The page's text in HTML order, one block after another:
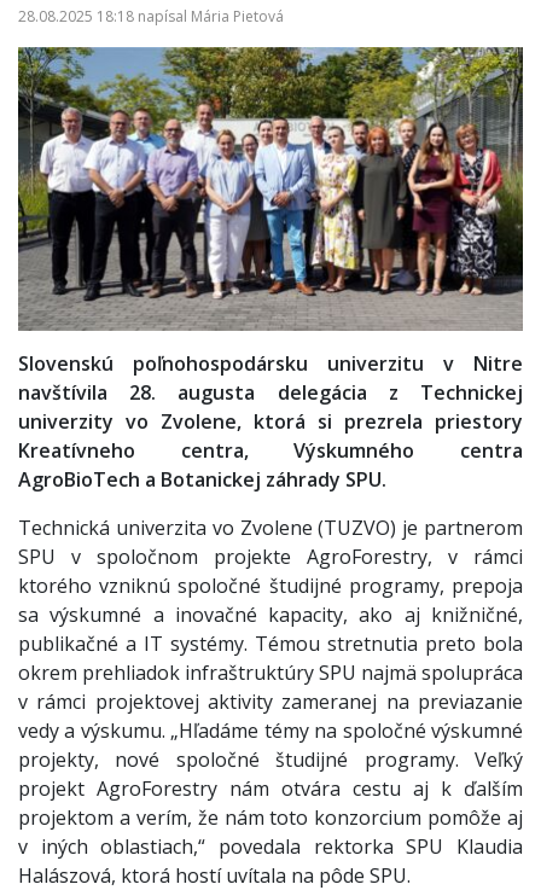
28.08.2025 18:18 napísal Mária Pietová
Slovenskú poľnohospodársku univerzitu v Nitre
navštívila 28. augusta delegácia z Technickej
univerzity vo Zvolene, ktorá si prezrela priestory
Kreatívneho centra, Výskumného centra
AgroBioTech a Botanickej záhrady SPU.
Technická univerzita vo Zvolene (TUZVO) je partnerom
SPU v spoločnom projekte AgroForestry, v rámci
ktorého vzniknú spoločné študijné programy, prepoja
sa výskumné a inovačné kapacity, ako aj knižničné,
publikačné a IT systémy. Témou stretnutia preto bola
okrem prehliadok infraštruktúry SPU najmä spolupráca
v rámci projektovej aktivity zameranej na previazanie
vedy a výskumu. „Hľadáme témy na spoločné výskumné
projekty, nové spoločné študijné programy. Veľký
projekt AgroForestry nám otvára cestu aj k ďalším
projektom a verím, že nám toto konzorcium pomôže aj
v iných oblastiach,“ povedala rektorka SPU Klaudia
Halászová, ktorá hostí uvítala na pôde SPU.